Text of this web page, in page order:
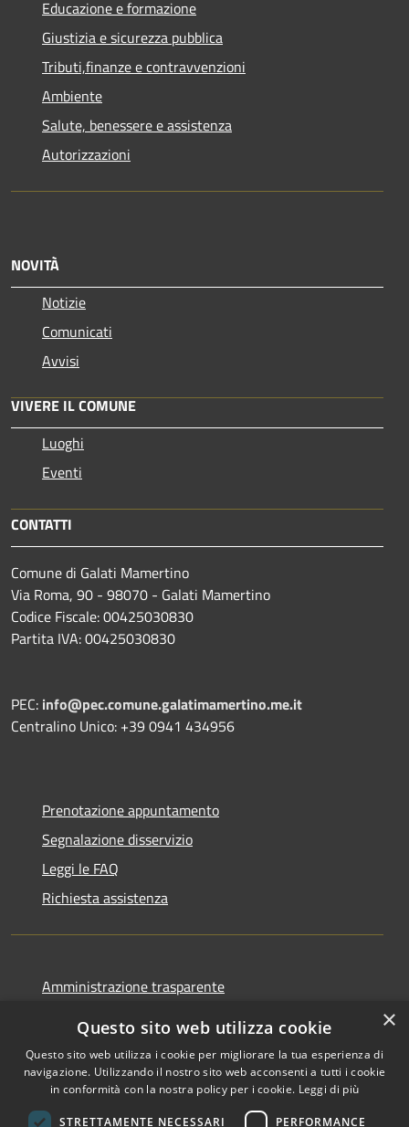
Educazione e formazione
Giustizia e sicurezza pubblica
Tributi,finanze e contravvenzioni
Ambiente
Salute, benessere e assistenza
Autorizzazioni
NOVITÀ
Notizie
Comunicati
Avvisi
VIVERE IL COMUNE
Luoghi
Eventi
CONTATTI
Comune di Galati Mamertino
Via Roma, 90 - 98070 - Galati Mamertino
Codice Fiscale: 00425030830
Partita IVA: 00425030830
PEC: info@pec.comune.galatimamertino.me.it
Centralino Unico: +39 0941 434956
Prenotazione appuntamento
Segnalazione disservizio
Leggi le FAQ
Richiesta assistenza
Amministrazione trasparente
Dichiarazione di accessibilità
×
Questo sito web utilizza cookie
Questo sito web utilizza i cookie per migliorare la tua esperienza di
navigazione. Utilizzando il nostro sito web acconsenti a tutti i cookie
in conformità con la nostra policy per i cookie. Leggi di più
STRETTAMENTE NECESSARI PERFORMANCE